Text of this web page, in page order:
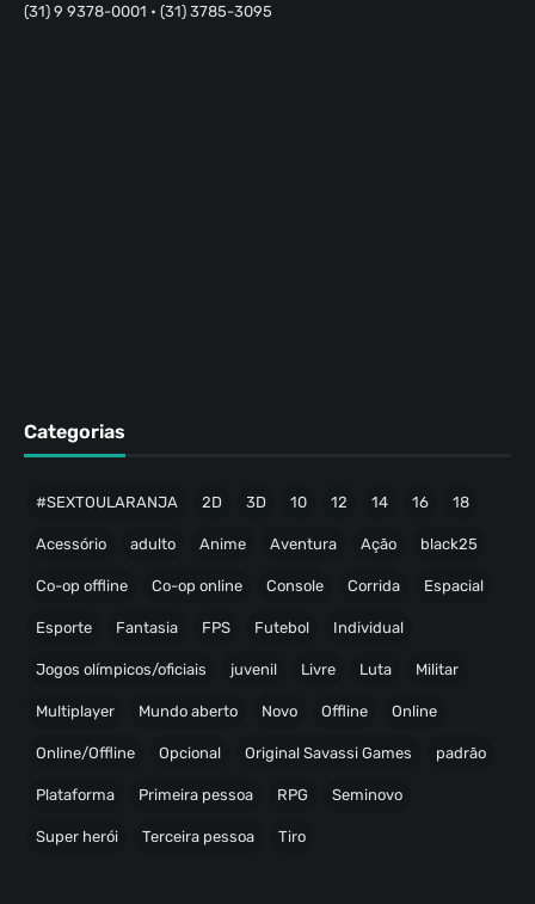
(31) 9 9378-0001 • (31) 3785-3095
Categorias
#SEXTOULARANJA 2D 3D 10 12 14 16 18
Acessório adulto Anime Aventura Ação black25
Co-op offline Co-op online Console Corrida Espacial
Esporte Fantasia FPS Futebol Individual
Jogos olímpicos/oficiais juvenil Livre Luta Militar
Multiplayer Mundo aberto Novo Offline Online
Online/Offline Opcional Original Savassi Games padrão
Plataforma Primeira pessoa RPG Seminovo
Super herói Terceira pessoa Tiro